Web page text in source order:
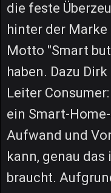
die feste
hinter der
Motto "Smart
haben. Dazu
Leiter
ein Smart-
Aufwand und
kann, genau
braucht.